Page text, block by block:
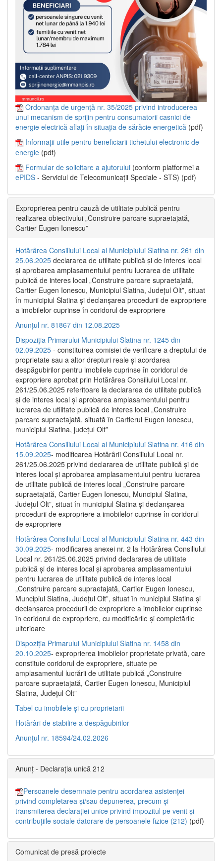
Ordonanța de urgență nr. 35/2025 privind introducerea
unui mecanism de sprijin pentru consumatorii casnici de
energie electrică aflați în situația de sărăcie energetică (pdf)
Informații utile pentru beneficiarii tichetului electronic de
energie (pdf)
Formular de solicitare a ajutorului (conform platformei a
ePIDS - Serviciul de Telecomunicații Speciale - STS) (pdf)
Exproprierea pentru cauză de utilitate publică pentru
realizarea obiectivului „Construire parcare supraetajată,
Cartier Eugen Ionescu”
Hotărârea Consiliului Local al Municipiului Slatina nr. 261 din
25.06.2025 declararea de utilitate publică și de interes local
și aprobarea amplasamentului pentru lucrarea de utilitate
publică de interes local „Construire parcare supraetajată,
Cartier Eugen Ionescu, Municipiul Slatina, Județul Olt”, situat
în municipiul Slatina și declanșarea procedurii de expropriere
a imobilelor cuprinse în coridorul de expropriere
Anunțul nr. 81867 din 12.08.2025
Dispoziția Primarului Municipiului Slatina nr. 1245 din
02.09.2025 - constituirea comisiei de verificare a dreptului de
proprietate sau a altor drepturi reale și acordarea
despăgubirilor pentru imobilele cuprinse în coridorul de
expropriere aprobat prin Hotărârea Consiliului Local nr.
261/25.06.2025 referitoare la declararea de utilitate publică
și de interes local și aprobarea amplasamentului pentru
lucrarea de utilitate publică de interes local „Construire
parcare supraetajată, situată în Cartierul Eugen Ionescu,
municipiul Slatina, județul Olt”
Hotărârea Consiliului Local al Municipiului Slatina nr. 416 din
15.09.2025- modificarea Hotărârii Consiliului Local nr.
261/25.06.2025 privind declararea de utilitate publică și de
interes local și aprobarea amplasamentului pentru lucrarea
de utilitate publică de interes local „Construire parcare
supraetajată, Cartier Eugen Ionescu, Muncipiul Slatina,
Județul Olt”, situat în municipiul Slatina și declanșarea
procedurii de expropriere a imobilelor cuprinse în coridorul
de expropriere
Hotărârea Consiliului Local al Municipiului Slatina nr. 443 din
30.09.2025- modificarea anexei nr. 2 la Hotărârea Consiliului
Local nr. 261/25.06.2025 privind declararea de utilitate
publică şi de interes local şi aprobarea amplasamentului
pentru lucrarea de utilitate publică de interes local
„Construire parcare supraetajată, Cartier Eugen Ionescu,
Muncipiul Slatina, Judeţul Olt”, situat în municipiul Slatina şi
declanşarea procedurii de expropriere a imobilelor cuprinse
în coridorul de expropriere, cu modificările şi completările
ulterioare
Dispoziția Primarului Municipiului Slatina nr. 1458 din
20.10.2025- exproprierea imobilelor proprietate privată, care
constituie coridorul de expropriere, situate pe
amplasamentul lucrării de utilitate publică „Construire
parcare supraetajată, Cartier Eugen Ionescu, Municipiul
Slatina, Județul Olt”
Tabel cu imobilele și cu proprietarii
Hotărâri de stabilire a despăgubirilor
Anunțul nr. 18594/24.02.2026
Anunț - Declarația unică 212
Persoanele desemnate pentru acordarea asistenței
privind completarea și/sau depunerea, precum și
transmiterea declarației unice privind impozitul pe venit și
contribuțiile sociale datorare de persoanele fizice (212) (pdf)
Comunicat de presă proiecte